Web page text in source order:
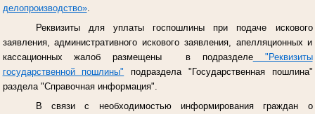
делопроизводство».
Реквизиты для уплаты госпошлины при подаче искового
заявления, административного искового заявления, апелляционных и
кассационных жалоб размещены в подразделе"Реквизиты
государственной пошлины" подраздела "Государственная пошлина"
раздела "Справочная информация".
В связи с необходимостью информирования граждан о